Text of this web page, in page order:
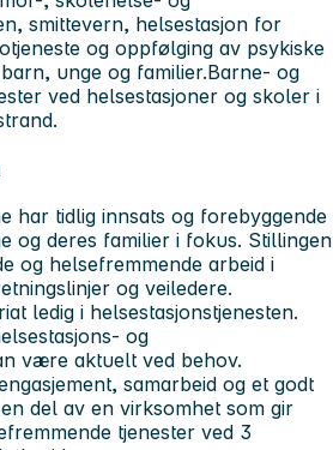
smittevern, helsestasjon for
og oppfølging av psykiske
unge og familier.Barne- og
ved helsestasjoner og skoler i
har tidlig innsats og forebyggende
og deres familier i fokus. Stillingen
og helsefremmende arbeid i
og veiledere.
ledig i helsestasjonstjenesten.
og
være aktuelt ved behov.
samarbeid og et godt
del av en virksomhet som gir
tjenester ved 3